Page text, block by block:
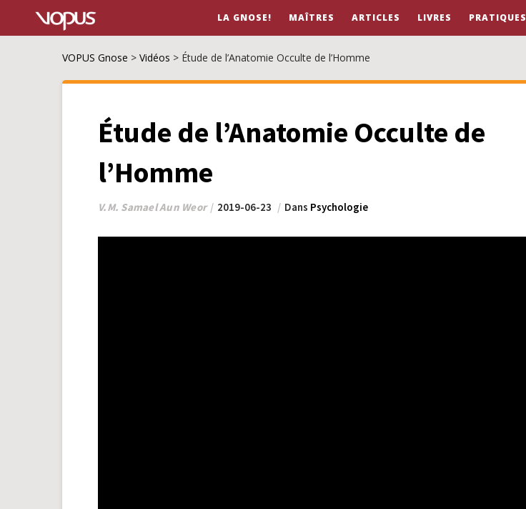
LA GNOSE! MAÎTRES ARTICLES LIVRES PRATIQUES
VOPUS Gnose > Vidéos > Étude de l’Anatomie Occulte de l’Homme
Étude de l’Anatomie Occulte de
l’Homme
V.M. Samael Aun Weor 2019-06-23 Dans Psychologie